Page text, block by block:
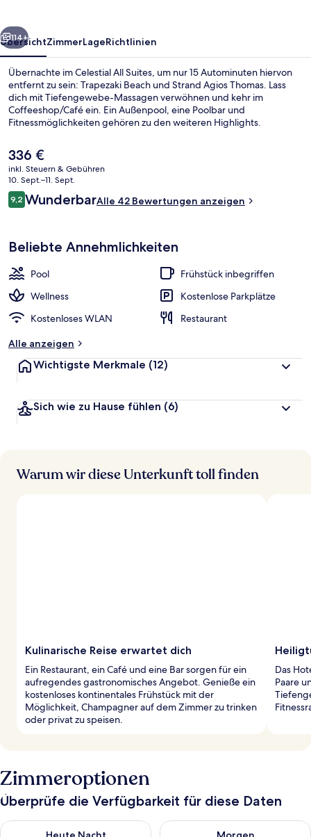
Weiter
114+
ÜbersichtZimmerLageRichtlinien
Übernachte im Celestial All Suites, um nur 15 Autominuten hiervon
entfernt zu sein: Trapezaki Beach und Strand Agios Thomas. Lass
dich mit Tiefengewebe-Massagen verwöhnen und kehr im
Coffeeshop/Café ein. Ein Außenpool, eine Poolbar und
Fitnessmöglichkeiten gehören zu den weiteren Highlights.
Der
aktuelle
Preis
beträgt
336 €.
336 €
inkl. Steuern & Gebühren
10. Sept.–11. Sept.
Bewertungen
9,29,2 von 10.
WunderbarAlle 42 Bewertungen anzeigen
Beliebte Annehmlichkeiten
Pool
Frühstück inbegriffen
Wellness
Kostenlose Parkplätze
Kostenloses WLAN
Restaurant
Alle anzeigen
Wichtigste Merkmale (12)
Sich wie zu Hause fühlen (6)
Warum wir diese Unterkunft toll finden
Kulinarische Reise erwartet dich
Ein Restaurant, ein Café und eine Bar sorgen für ein
aufregendes gastronomisches Angebot. Genieße ein
kostenloses kontinentales Frühstück mit der
Möglichkeit, Champagner auf dem Zimmer zu trinken
oder privat zu speisen.
Das
Paare
Zimmeroptionen
Überprüfe die Verfügbarkeit für diese Daten
Überprüfe die Verfügbarkeit für heute Nacht, Aug. 10 - Aug.
Überprüfe die Verfügbarkeit